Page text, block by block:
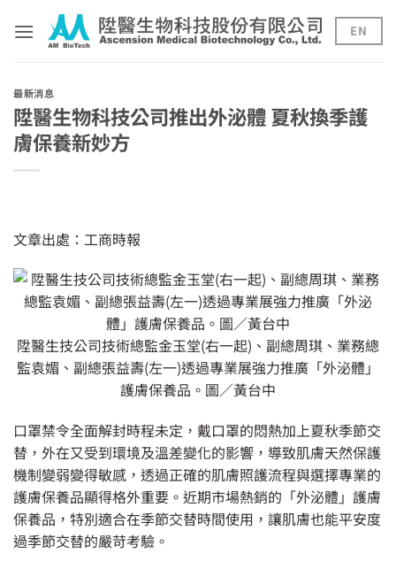
content
EN
最新消息
陞醫生物科技公司推出外泌體 夏秋換季護
膚保養新妙方
文章出處： 工商時報
陞醫生技公司技術總監金玉堂(右一起)、副總周琪、業務總
監袁媚、副總張益壽(左一)透過專業展強力推廣「外泌體」
護膚保養品。圖／黃台中
口罩禁令全面解封時程未定，戴口罩的悶熱加上夏秋季節交
替，外在又受到環境及溫差變化的影響，導致肌膚天然保護
機制變弱變得敏感，透過正確的肌膚照護流程與選擇專業的
護膚保養品顯得格外重要。近期市場熱銷的「外泌體」護膚
保養品，特別適合在季節交替時間使用，讓肌膚也能平安度
過季節交替的嚴苛考驗。